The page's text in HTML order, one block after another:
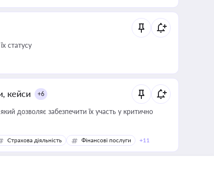
статусу
кейси +6
дозволяє забезпечити їх участь у критично
Страхова діяльність Фінансові послуги +11